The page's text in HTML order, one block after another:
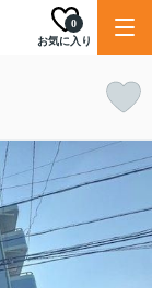
お気に入り
0